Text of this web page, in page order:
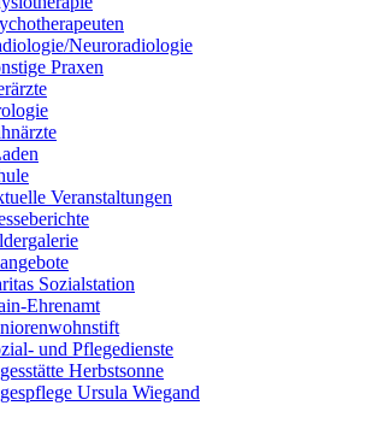
Neuroradiologie
Praxen
Veranstaltungen
Sozialstation
Ehrenamt
und Pflegedienste
Herbstsonne
Ursula Wiegand